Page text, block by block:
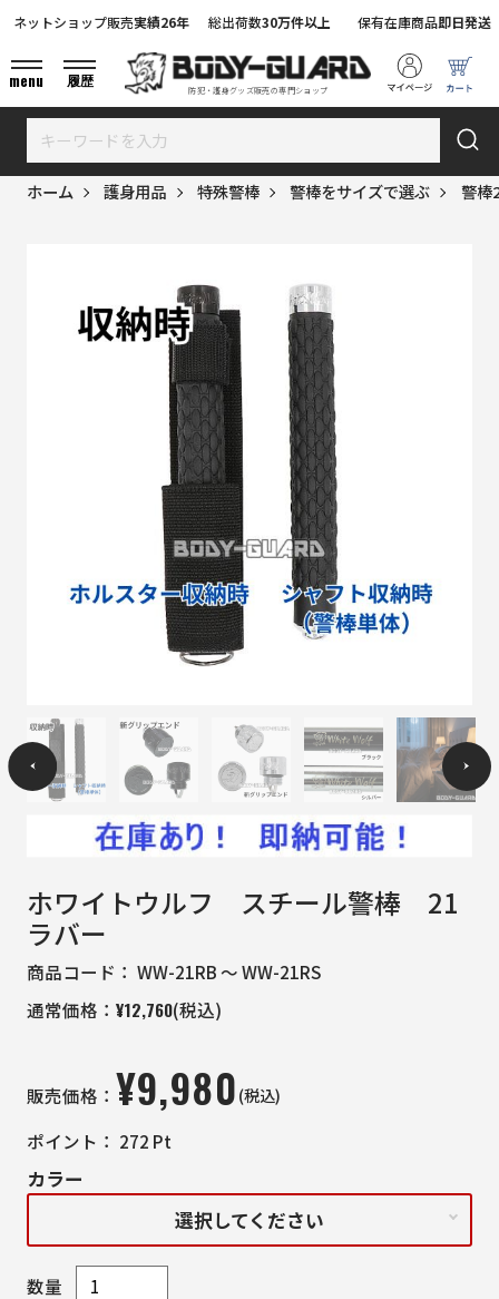
防犯・護身グッズ販売の専門ショップ
ネットショップ販売実績26年 総出荷数30万件以上 保有在庫商品即日発送
menu 履歴
ホーム 護身用品 特殊警棒 警棒をサイズで選ぶ 警棒
ホワイトウルフ スチール警棒 21
ラバー
商品コード： WW-21RB ～ WW-21RS
通常価格： ¥12,760(税込)
販売価格： ¥9,980(税込)
ポイント： 272 Pt
カラー
選択してください
数量